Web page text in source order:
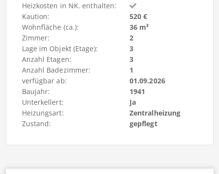
Heizkosten in NK. enthalten:
Kaution:
520 €
Wohnfläche (ca.):
36 m²
Zimmer:
2
Lage im Objekt (Etage):
3
Anzahl Etagen:
3
Anzahl Badezimmer:
1
verfügbar ab:
01.09.2026
Baujahr:
1941
Unterkellert:
Ja
Heizungsart:
Zentralheizung
Zustand:
gepflegt